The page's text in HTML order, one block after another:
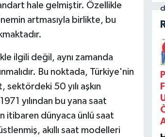
hale gelmiştir. Özellikle
artmasıyla birlikte, bu
ilgili değil, aynı zamanda
Bu noktada, Türkiye'nin
50 yılı aşkın
yılından bu yana saat
itibaren dünyaca ünlü saat
akıllı saat modelleri